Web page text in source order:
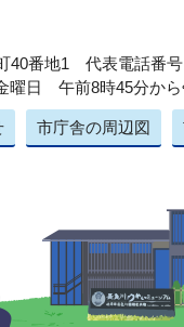
40番地1 代表電話番
曜日 午前8時45分から
市庁舎の周辺図